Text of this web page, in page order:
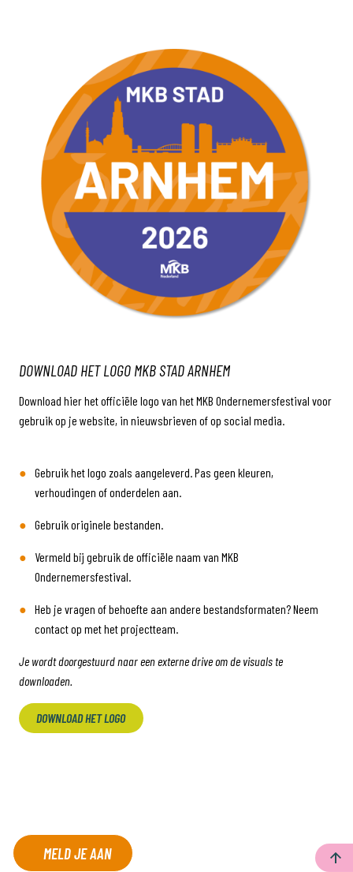
DOWNLOAD HET LOGO MKB STAD ARNHEM
Download hier het officiële logo van het MKB Ondernemersfestival voor
gebruik op je website, in nieuwsbrieven of op social media.
Gebruik het logo zoals aangeleverd. Pas geen kleuren,
verhoudingen of onderdelen aan.
Gebruik originele bestanden.
Vermeld bij gebruik de officiële naam van MKB
Ondernemersfestival.
Heb je vragen of behoefte aan andere bestandsformaten? Neem
contact op met het projectteam.
Je wordt doorgestuurd naar een externe drive om de visuals te
downloaden.
DOWNLOAD HET LOGO
MELD JE AAN